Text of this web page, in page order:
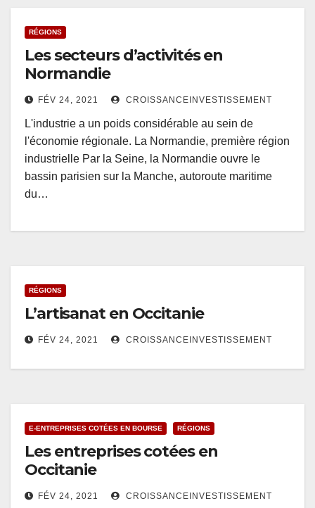
RÉGIONS
Les secteurs d’activités en
Normandie
FÉV 24, 2021 CROISSANCEINVESTISSEMENT
L'industrie a un poids considérable au sein de
l'économie régionale. La Normandie, première région
industrielle Par la Seine, la Normandie ouvre le
bassin parisien sur la Manche, autoroute maritime
du…
RÉGIONS
L’artisanat en Occitanie
FÉV 24, 2021 CROISSANCEINVESTISSEMENT
E-ENTREPRISES COTÉES EN BOURSE RÉGIONS
Les entreprises cotées en
Occitanie
FÉV 24, 2021 CROISSANCEINVESTISSEMENT